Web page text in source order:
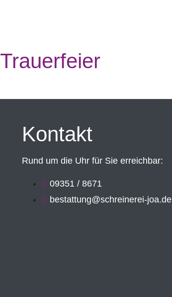
Kontakt
Rund um die Uhr für Sie erreichbar:
09351 / 8671
bestattung@schreinerei-joa.de